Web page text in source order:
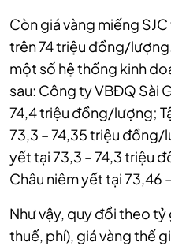
Còn giá vàng miếng
trên 74 triệu đồng/
một số hệ thống kinh
sau: Công ty VBĐQ Sài
74,4 triệu đồng/lượng;
73,3 – 74,35 triệu đồng/
yết tại 73,3 – 74,3 triệu
Châu niêm yết tại 73,46
Như vậy, quy đổi theo
thuế, phí), giá vàng thế